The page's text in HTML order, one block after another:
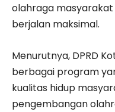
olahraga
berjalan maksimal.
Menurutnya, DPRD
berbagai program
kualitas hidup
pengembangan